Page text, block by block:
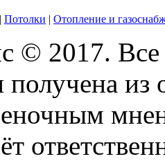
| Потолки | Отопление и
© 2017.
из